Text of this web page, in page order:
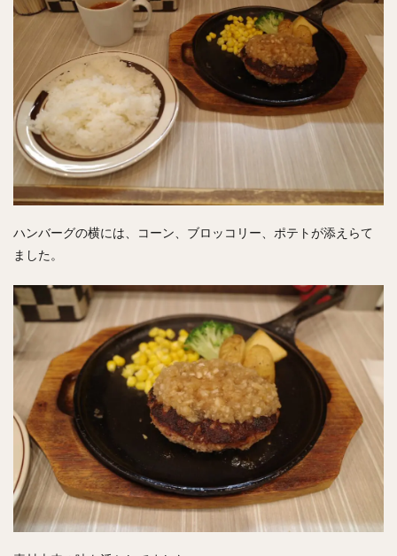
ハンバーグの横には、コーン、ブロッコリー、ポテトが添えらて
ました。